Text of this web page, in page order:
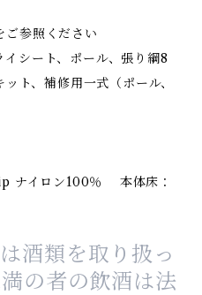
をご参照ください
イシート、ポール、張り綱8
ト、補修用一式（ポール、
ナイロン100％ 本体床：
酒類を取り扱っ
の者の飲酒は法